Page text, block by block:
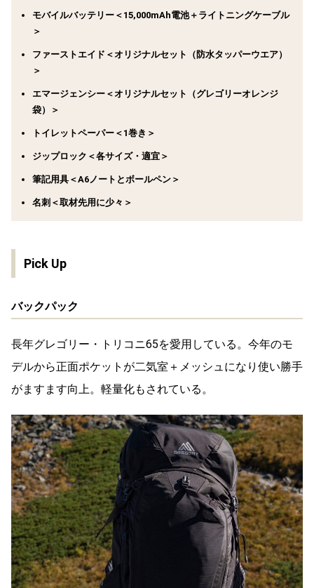
モバイルバッテリー＜15,000mAh電池＋ライトニングケーブル
＞
ファーストエイド＜オリジナルセット（防水タッパーウエア）
＞
エマージェンシー＜オリジナルセット（グレゴリーオレンジ
袋）＞
トイレットペーパー＜1巻き＞
ジップロック＜各サイズ・適宜＞
筆記用具＜A6ノートとボールペン＞
名刺＜取材先用に少々＞
Pick Up
バックパック
長年グレゴリー・トリコニ65を愛用している。今年のモ
デルから正面ポケットが二気室＋メッシュになり使い勝手
がますます向上。軽量化もされている。